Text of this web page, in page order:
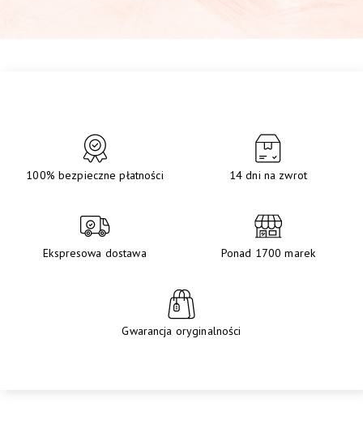
100% bezpieczne płatności 14 dni na zwrot
Ekspresowa dostawa Ponad 1700 marek
Gwarancja oryginalności